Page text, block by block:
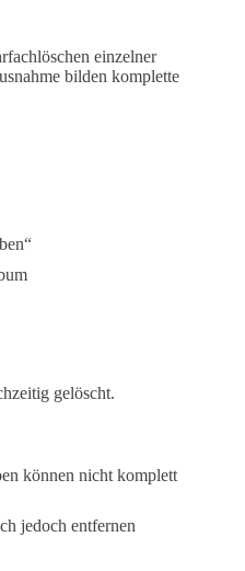
einzelner
bilden komplette
gelöscht.
können nicht komplett
jedoch entfernen